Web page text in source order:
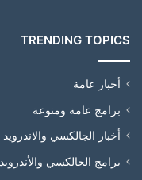
TRENDING TOPICS
أخبار عامة
برامج عامة ومنوعة
أخبار الجالكسي والاندرويد
برامج الجالكسي والأندرويد